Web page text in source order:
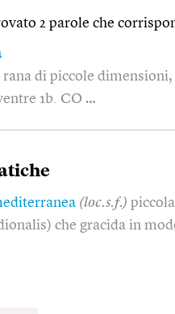
2 parole che
rana di piccole
1b. CO …
(loc.s.f.)
che gracida in